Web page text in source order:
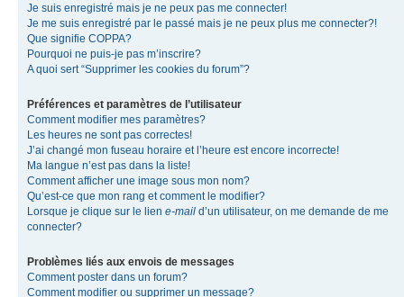
Je suis enregistré mais je ne peux pas me connecter!
Je me suis enregistré par le passé mais je ne peux plus me connecter?!
Que signifie COPPA?
Pourquoi ne puis-je pas m’inscrire?
A quoi sert “Supprimer les cookies du forum”?
Préférences et paramètres de l’utilisateur
Comment modifier mes paramètres?
Les heures ne sont pas correctes!
J’ai changé mon fuseau horaire et l’heure est encore incorrecte!
Ma langue n’est pas dans la liste!
Comment afficher une image sous mon nom?
Qu’est-ce que mon rang et comment le modifier?
Lorsque je clique sur le lien e-mail d’un utilisateur, on me demande de me
connecter?
Problèmes liés aux envois de messages
Comment poster dans un forum?
Comment modifier ou supprimer un message?